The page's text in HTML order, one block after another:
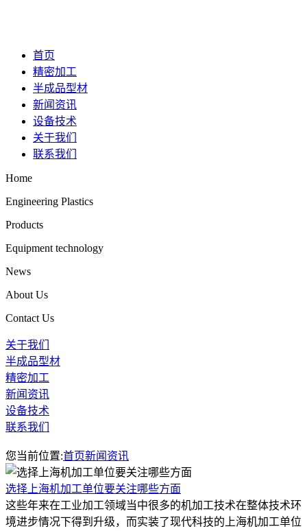
首页
精密加工
半成品型材
新闻资讯
设备技术
关于我们
联系我们
Home
Engineering Plastics
Products
Equipment technology
News
About Us
Contact Us
关于我们
半成品型材
精密加工
新闻资讯
设备技术
联系我们
您当前位置:首页新闻资讯
选择上海机加工单位要关注哪些方面
这些年来在工业加工领域当中很多的机加工技术在整体技术环
境进步情况下得到升级，而实装了现代科技的上海机加工单位